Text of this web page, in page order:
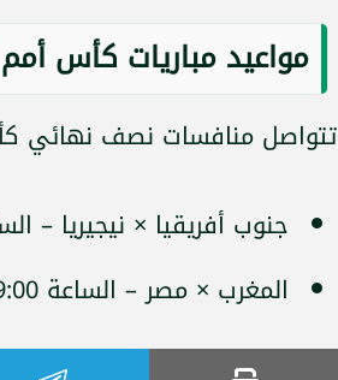
مواعيد مباريات كأس أمم
تتواصل منافسات نصف نهائي كأس أمم أفريقيا
جنوب أفريقيا × نيجيريا – الساعة 6:00 مساءً –
المغرب × مصر – الساعة 9:00 مساءً – عبر قناة